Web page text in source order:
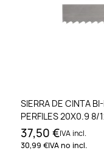
SIERRA DE CINTA
PERFILES 20X0.9 8/
37,50 €IVA incl.
30,99 €IVA no incl.